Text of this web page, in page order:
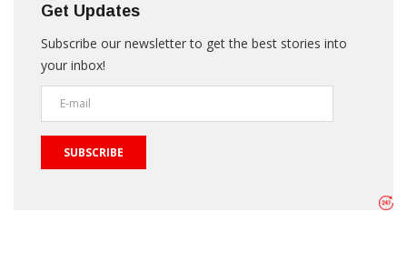
Get Updates
Subscribe our newsletter to get the best stories into
your inbox!
SUBSCRIBE